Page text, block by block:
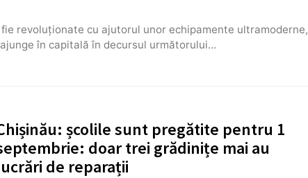
revoluționate cu ajutorul unor echipamente ultramoderne,
în capitală în decursul următorului…
școlile sunt pregătite pentru 1
doar trei grădinițe mai au
de reparații